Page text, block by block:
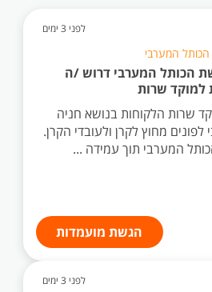
לפני 3 ימים
המערבי
הכותל המערבי דרוש /ה
שרות
שרות הלקוחות בנושא חניה
מחוץ לקרן ולעובדי הקרן.
המערבי תוך עמידה ...
הגשת מועמדות
לפני 3 ימים